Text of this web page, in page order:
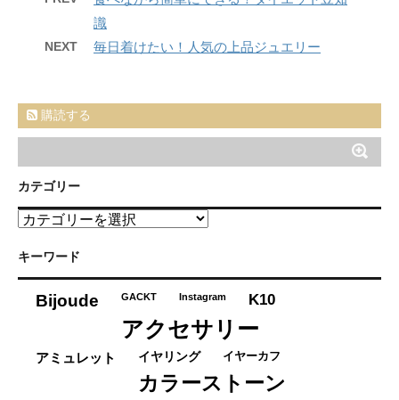
識
NEXT 毎日着けたい！人気の上品ジュエリー
購読する
カテゴリー
カ
ゴ
キーワード
Bijoude GACKT Instagram K10
アクセサリー
アミュレット イヤリング イヤーカフ
カラーストーン